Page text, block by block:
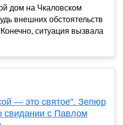
дом на Чкаловском
внешних обстоятельств
ситуация вызвала
— это святое". Зепюр
свидании с Павлом